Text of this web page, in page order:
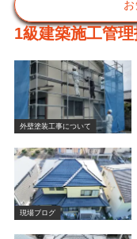
1級建築施工管
外壁塗装工事について
現場ブログ